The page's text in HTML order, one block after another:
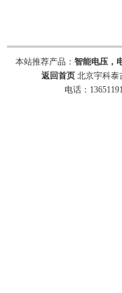
本站推荐产品： 智能电压，
返回首页 北京宇科泰
电话：